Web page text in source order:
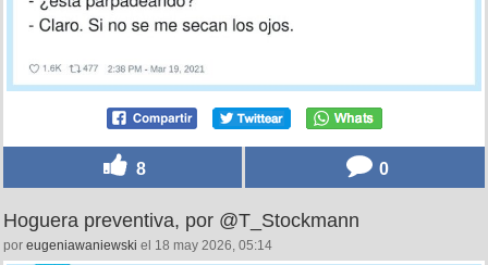
8 0
Hoguera preventiva, por @T_Stockmann
por eugeniawaniewski el 18 may 2026, 05:14